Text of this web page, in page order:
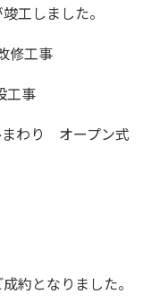
工しました。
修工事
工事
わり オープン式
約となりました。